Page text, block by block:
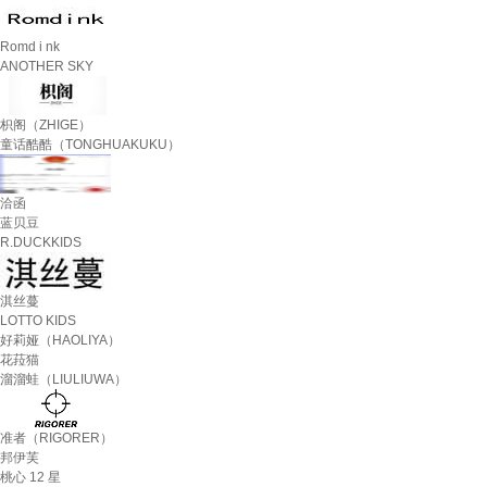
Romd i nk
ANOTHER SKY
枳阁（ZHIGE）
童话酷酷（TONGHUAKUKU）
洽函
蓝贝豆
R.DUCKKIDS
淇丝蔓
LOTTO KIDS
好莉娅（HAOLIYA）
花菈猫
溜溜蛙（LIULIUWA）
准者（RIGORER）
邦伊芙
桃心 12 星